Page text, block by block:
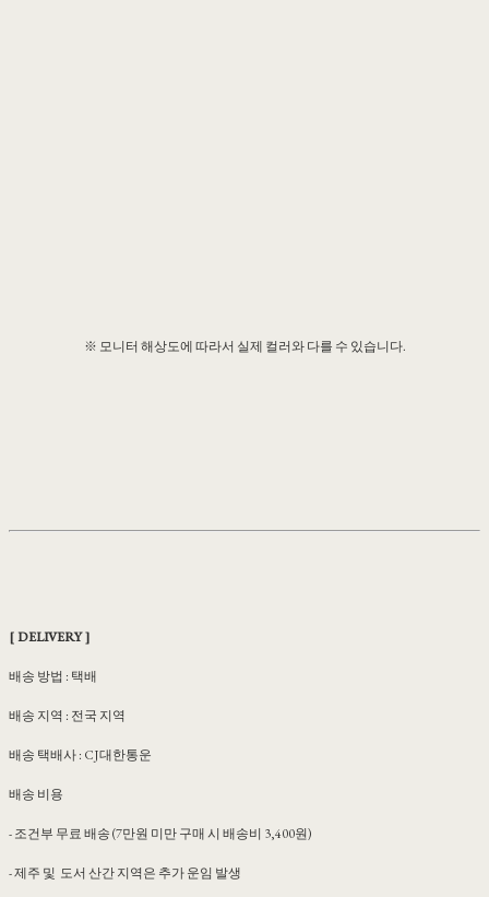
※ 모니터 해상도에 따라서 실제 컬러와 다를 수 있습니다.
[ DELIVERY ]
배송 방법 : 택배
배송 지역 : 전국 지역
배송 택배사 : CJ대한통운
배송 비용
- 조건부 무료 배송 (7만원 미만 구매 시 배송비 3,400원)
- 제주 및 도서 산간 지역은 추가 운임 발생